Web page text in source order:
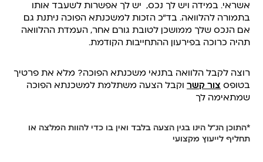
אשראי. במידה ויש לך נכס, יש לך אפשרות לשעבד אותו
בתמורה להלוואה. בד”כ הזכות למשכנתא הפוכה ניתנת גם
אם הנכס שלך ממושכן לטובת גורם אחר, העמדת ההלוואה
תהיה כרוכה בפירעון ההתחייבות הקודמת.
רוצה לקבל הלוואה בתנאי משכנתא הפוכה? מלא את פרטיך
בטופס צור קשר וקבל הצעה משתלמת למשכנתא הפוכה
שמתאימה לך
*התוכן הנ”ל הינו בגין הצעה בלבד ואין בו כדי להוות המלצה או
תחליף לייעוץ מקצועי